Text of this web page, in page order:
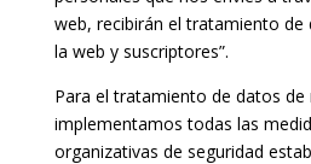
web, recibirán el tratamiento de
la web y suscriptores”.
Para el tratamiento de datos de
implementamos todas las
organizativas de seguridad